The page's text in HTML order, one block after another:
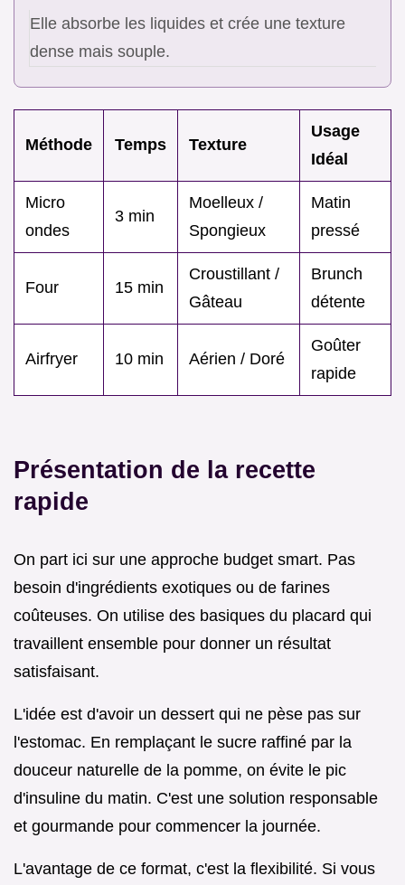
Elle absorbe les liquides et crée une texture
dense mais souple.
Méthode Temps Texture
Usage
Idéal
Micro
ondes
3 min
Moelleux /
Spongieux
Matin
pressé
Four 15 min
Croustillant /
Gâteau
Brunch
détente
Airfryer 10 min Aérien / Doré
Goûter
rapide
Présentation de la recette
rapide
On part ici sur une approche budget smart. Pas
besoin d'ingrédients exotiques ou de farines
coûteuses. On utilise des basiques du placard qui
travaillent ensemble pour donner un résultat
satisfaisant.
L'idée est d'avoir un dessert qui ne pèse pas sur
l'estomac. En remplaçant le sucre raffiné par la
douceur naturelle de la pomme, on évite le pic
d'insuline du matin. C'est une solution responsable
et gourmande pour commencer la journée.
L'avantage de ce format, c'est la flexibilité. Si vous